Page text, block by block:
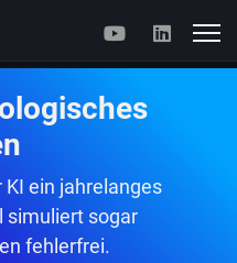
ein jahrelanges
simuliert sogar
fehlerfrei.